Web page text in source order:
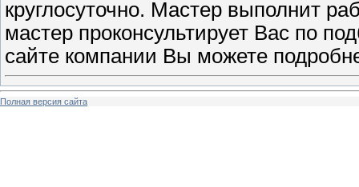
круглосуточно. Мастер выполнит
мастер проконсультирует Вас по
сайте компании Вы можете
Полная версия сайта